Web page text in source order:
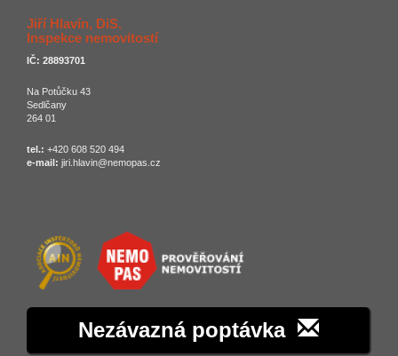
Jiří Hlavín, DiS.
Inspekce nemovitostí
IČ: 28893701
Na Potůčku 43
Sedlčany
264 01
tel.: +420 608 520 494
e-mail: jiri.hlavin@nemopas.cz
Nezávazná poptávka